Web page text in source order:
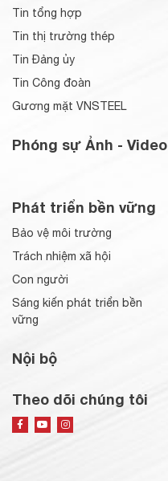
Tin tổng hợp
Tin thị trường thép
Tin Đảng ủy
Tin Công đoàn
Gương mặt VNSTEEL
Phóng sự Ảnh - Video
Phát triển bền vững
Bảo vệ môi trường
Trách nhiệm xã hội
Con người
Sáng kiến phát triển bền
vững
Nội bộ
Theo dõi chúng tôi